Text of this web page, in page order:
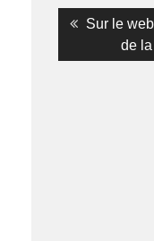
Previous
Sur le
de